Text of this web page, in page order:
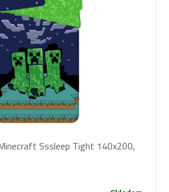
Sssleep Tight 140x200,